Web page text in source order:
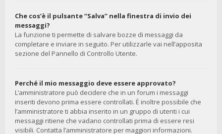
Che cos’è il pulsante “Salva” nella finestra di invio dei
messaggi?
La funzione ti permette di salvare bozze di messaggi da
completare e inviare in seguito. Per utilizzarle vai nell’apposita
sezione del Pannello di Controllo Utente.
Perché il mio messaggio deve essere approvato?
L’amministratore può decidere che in un forum i messaggi
inseriti devono prima essere controllati. È inoltre possibile che
l’amministratore ti abbia inserito in un gruppo di utenti i cui
messaggi ritiene che vadano controllati prima di essere resi
visibili. Contatta l’amministratore per maggiori informazioni.